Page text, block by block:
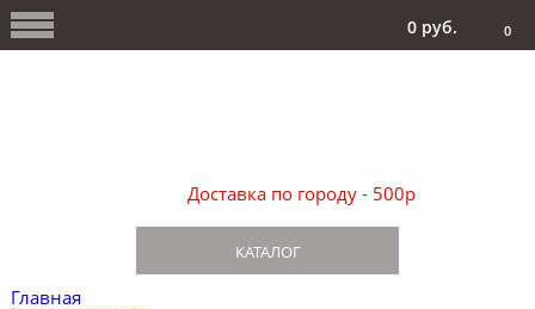
Доставка по городу - 500р
0
0 руб.
КАТАЛОГ
Главная